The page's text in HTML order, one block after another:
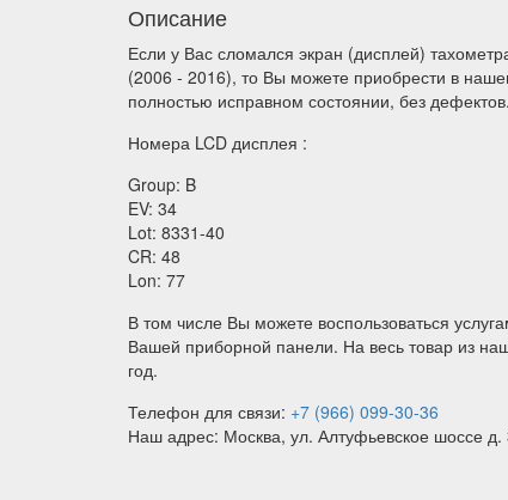
Описание
Если у Вас сломался экран (дисплей)
(2006 - 2016), то Вы можете приобрести в
полностью исправном состоянии, без дефектов.
Номера LCD дисплея :
Group: B
EV: 34
Lot: 8331-40
CR: 48
Lon: 77
В том числе Вы можете воспользоваться
Вашей приборной панели. На весь товар из
год.
Телефон для связи: +7 (966) 099-30-36
Наш адрес: Москва, ул. Алтуфьевское шоссе д.